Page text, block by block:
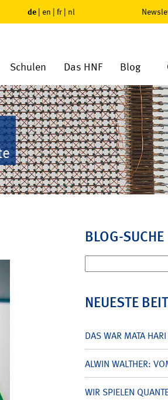
de | en | fr | nl
Schulen Das HNF Blog
BLOG-SUCHE
nach:
NEUESTE
DAS WAR MATA HARI
ALWIN WALTHER:
WIR SPIELEN